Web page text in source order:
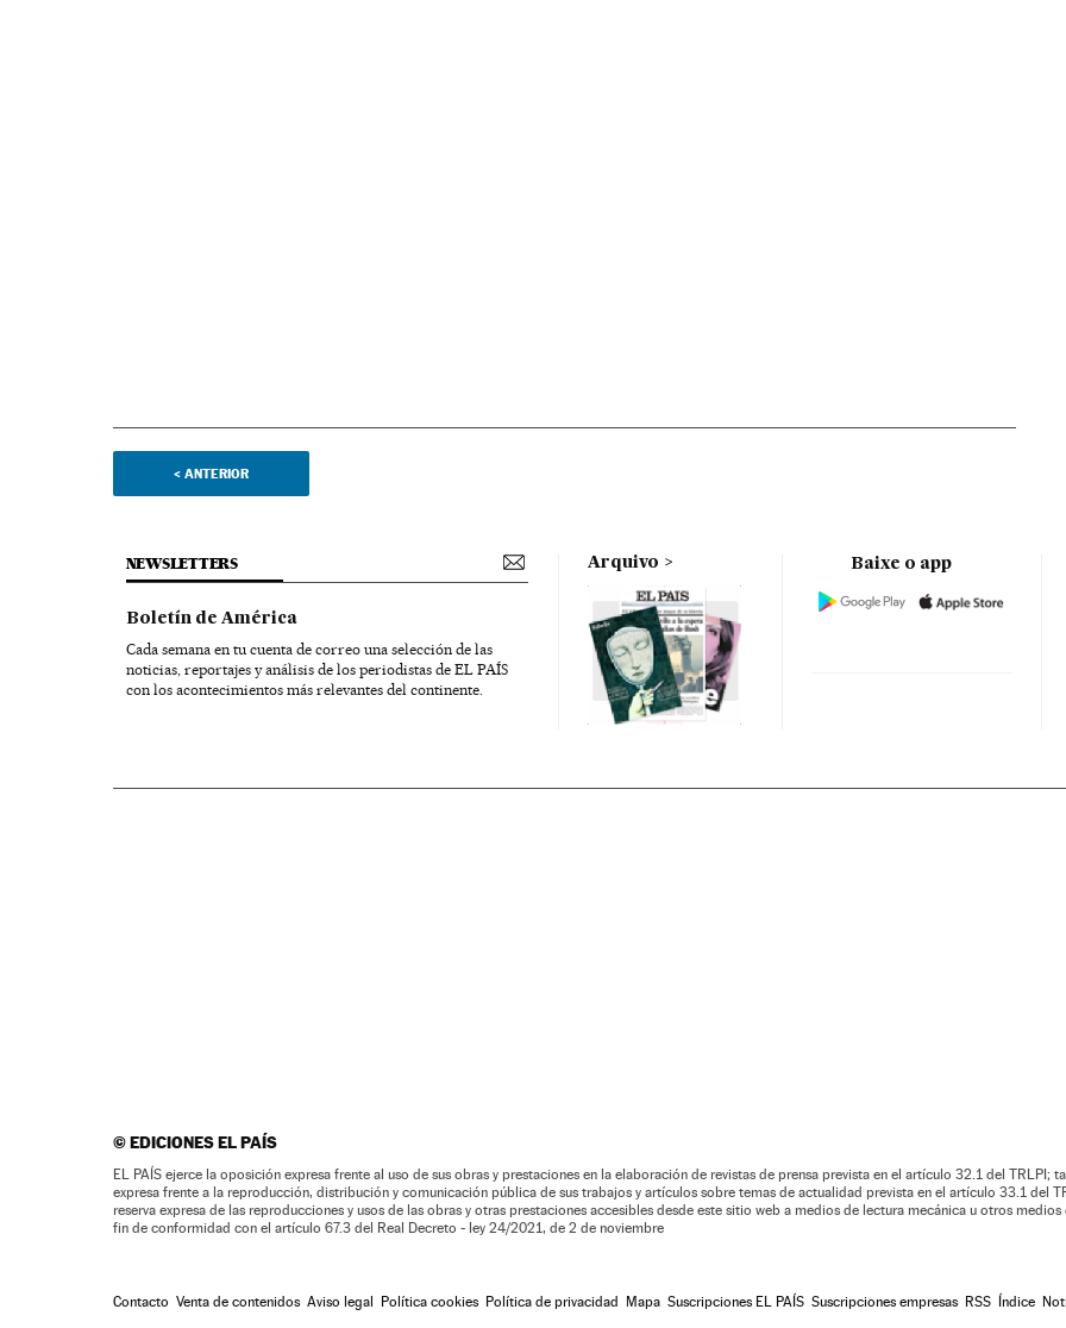
< ANTERIOR
NEWSLETTERS
Boletín de América
Cada semana en tu cuenta de correo una selección de las
noticias, reportajes y análisis de los periodistas de EL PAÍS
con los acontecimientos más relevantes del continente.
Arquivo Baixe o app
©EDICIONES EL PAÍS
EL PAÍS ejerce la oposición expresa frente al uso de sus obras y prestaciones en la elaboración de revistas de prensa prevista en el artículo 32.1 del TRLPI;
expresa frente a la reproducción, distribución y comunicación pública de sus trabajos y artículos sobre temas de actualidad prevista en el artículo 33.1 del
reserva expresa de las reproducciones y usos de las obras y otras prestaciones accesibles desde este sitio web a medios de lectura mecánica u otros medios
fin de conformidad con el artículo 67.3 del Real Decreto - ley 24/2021, de 2 de noviembre
Contacto Venta de contenidos Aviso legal Política cookies Política de privacidad Mapa Suscripciones EL PAÍS Suscripciones empresas RSS Índice